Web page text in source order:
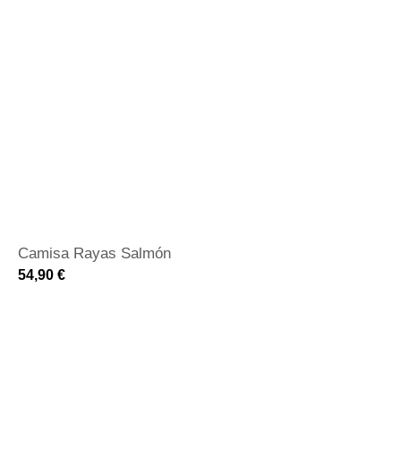
Camisa Rayas Salmón
54,90 €